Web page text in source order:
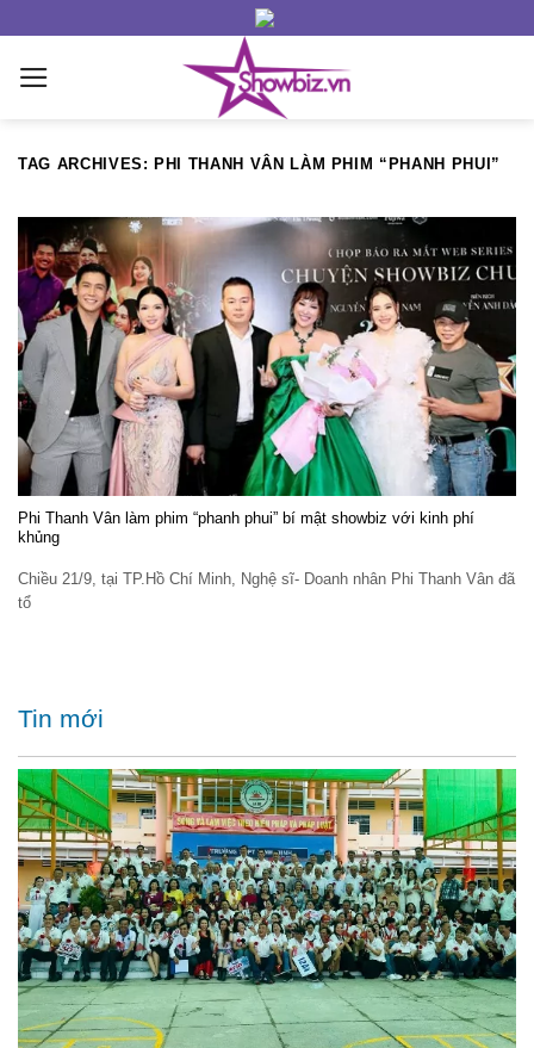
content
TAG ARCHIVES: PHI THANH VÂN LÀM PHIM “PHANH PHUI”
Phi Thanh Vân làm phim “phanh phui” bí mật showbiz với kinh phí
khủng
Chiều 21/9, tại TP.Hồ Chí Minh, Nghệ sĩ- Doanh nhân Phi Thanh Vân đã
tổ
Tin mới